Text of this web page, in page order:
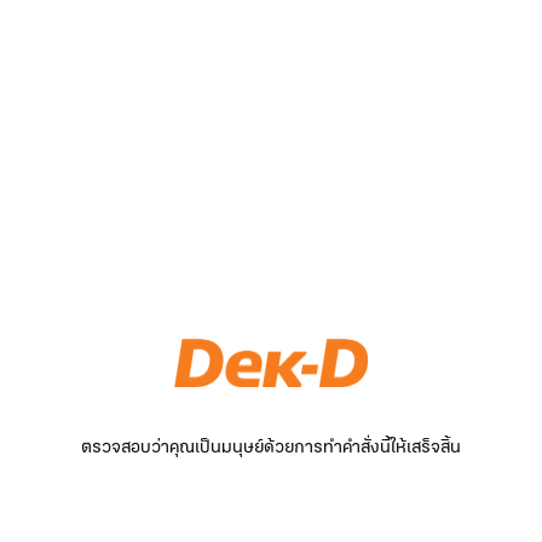
ตรวจสอบว่าคุณเป็นมนุษย์ด้วยการทำคำสั่งนี้ให้เสร็จสิ้น